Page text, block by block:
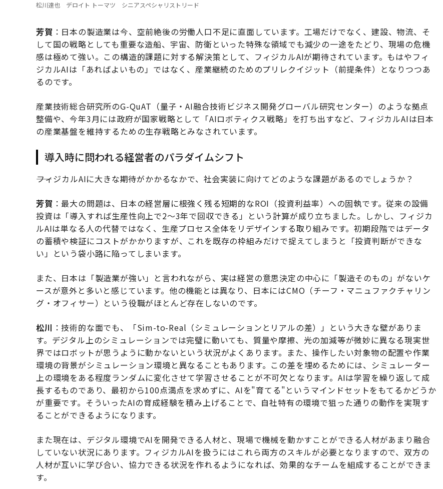
松川達也 デロイト トーマツ シニアスペシャリストリード
芳賀 ：日本の製造業は今、空前絶後の労働人口不足に直面しています。工場だけでなく、建設、物流、そ
して国の戦略としても重要な造船、宇宙、防衛といった特殊な領域でも減少の一途をたどり、現場の危機
感は極めて強い。この構造的課題に対する解決策として、フィジカルAIが期待されています。もはやフィ
ジカルAIは「あればよいもの」ではなく、産業継続のためのプリレクイジット（前提条件）となりつつあ
るのです。
産業技術総合研究所のG-QuAT（量子・AI融合技術ビジネス開発グローバル研究センター）のような拠点
整備や、今年3月には政府が国家戦略として「AIロボティクス戦略」を打ち出すなど、フィジカルAIは日本
の産業基盤を維持するための生存戦略とみなされています。
導入時に問われる経営者のパラダイムシフト
――フィジカルAIに大きな期待がかかるなかで、社会実装に向けてどのような課題があるのでしょうか？
芳賀 ：最大の問題は、日本の経営層に根強く残る短期的なROI（投資利益率）への固執です。従来の設備
投資は「導入すれば生産性向上で2〜3年で回収できる」という計算が成り立ちました。しかし、フィジカ
ルAIは単なる人の代替ではなく、生産プロセス全体をリデザインする取り組みです。初期段階ではデータ
の蓄積や検証にコストがかかりますが、これを既存の枠組みだけで捉えてしまうと「投資判断ができな
い」という袋小路に陥ってしまいます。
また、日本は「製造業が強い」と言われながら、実は経営の意思決定の中心に「製造そのもの」がないケ
ースが意外と多いと感じています。他の機能とは異なり、日本にはCMO（チーフ・マニュファクチャリン
グ・オフィサー）という役職がほとんど存在しないのです。
松川 ：技術的な面でも、「Sim-to-Real（シミュレーションとリアルの差）」という大きな壁がありま
す。デジタル上のシミュレーションでは完璧に動いても、質量や摩擦、光の加減等が微妙に異なる現実世
界ではロボットが思うように動かないという状況がよくあります。また、操作したい対象物の配置や作業
環境の背景がシミュレーション環境と異なることもあります。この差を埋めるためには、シミュレーター
上の環境をある程度ランダムに変化させて学習させることが不可欠となります。AIは学習を繰り返して成
長するものであり、最初から100点満点を求めずに、AIを"育てる"というマインドセットをもてるかどうか
が重要です。そういったAIの育成経験を積み上げることで、自社特有の環境で狙った通りの動作を実現す
ることができるようになります。
また現在は、デジタル環境でAIを開発できる人材と、現場で機械を動かすことができる人材があまり融合
していない状況にあります。フィジカルAIを扱うにはこれら両方のスキルが必要となりますので、双方の
人材が互いに学び合い、協力できる状況を作れるようになれば、効果的なチームを組成することができま
す。